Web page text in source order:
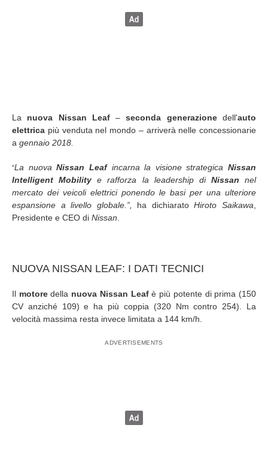
La nuova Nissan Leaf–seconda generazionedell'auto
elettrica più venduta nel mondo – arriverà nelle concessionarie
a gennaio 2018.
“La nuovaNissan Leafincarna la visione strategica Nissan
Intelligent Mobility e rafforza la leadership di Nissan nel
mercato dei veicoli elettrici ponendo le basi per una ulteriore
espansione a livello globale.”, ha dichiaratoHiroto Saikawa
Presidente e CEO di Nissan
NUOVA NISSAN LEAF: I DATI TECNICI
Il motoredella nuova Nissan Leafè più potente di prima (150
CV anziché 109) e ha più coppia (320 Nm contro 254). La
velocità massima resta invece limitata a 144 km/h.